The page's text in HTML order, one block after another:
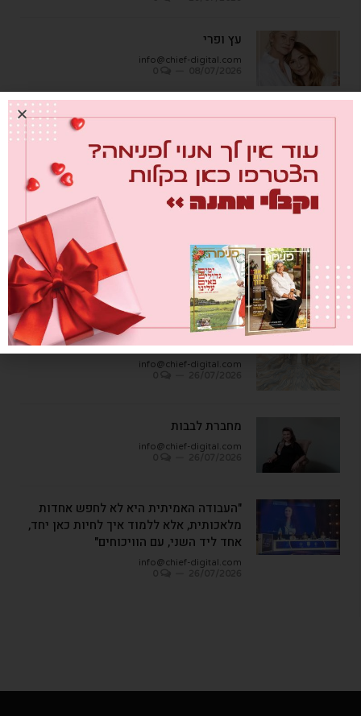
עץ ופרי
info@chief-digital.com
מבחן הגמבה
info@chief-digital.com
26/07/2026
כאן חוגגים בכיף – המדריך לתכנון חוויה
משפחתית
info@chief-digital.com
26/07/2026
שער הדמעות
info@chief-digital.com
מחברת לבבות
info@chief-digital.com
"העבודה האמיתית היא לא לחפש אחדות
מלאכותית, אלא ללמוד איך לחיות כאן יחד,
אחד ליד השני, עם הוויכוחים"
info@chief-digital.com